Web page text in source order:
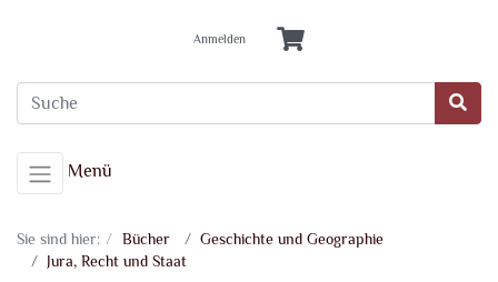
Anmelden
Menü
Sie sind hier: Bücher
Geschichte und Geographie
Jura, Recht und Staat